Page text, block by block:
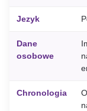
Jezyk
Dane
osobowe
Chronologia